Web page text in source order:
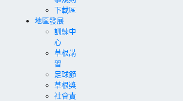
下載區
地區發展
訓練中
心
草根講
習
足球節
草根獎
社會責